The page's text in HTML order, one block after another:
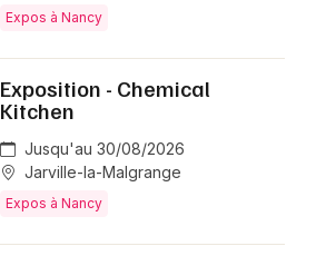
Expos à Nancy
Exposition - Chemical
Kitchen
Jusqu'au 30/08/2026
Jarville-la-Malgrange
Expos à Nancy